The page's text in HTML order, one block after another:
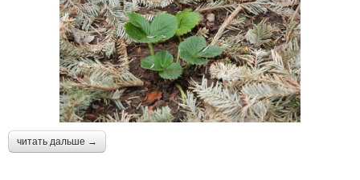
читать дальше →